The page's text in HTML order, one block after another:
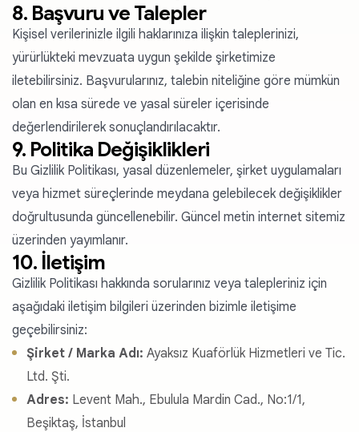
8. Başvuru ve Talepler
Kişisel verilerinizle ilgili haklarınıza ilişkin taleplerinizi,
yürürlükteki mevzuata uygun şekilde şirketimize
iletebilirsiniz. Başvurularınız, talebin niteliğine göre mümkün
olan en kısa sürede ve yasal süreler içerisinde
değerlendirilerek sonuçlandırılacaktır.
9. Politika Değişiklikleri
Bu Gizlilik Politikası, yasal düzenlemeler, şirket uygulamaları
veya hizmet süreçlerinde meydana gelebilecek değişiklikler
doğrultusunda güncellenebilir. Güncel metin internet sitemiz
üzerinden yayımlanır.
10. İletişim
Gizlilik Politikası hakkında sorularınız veya talepleriniz için
aşağıdaki iletişim bilgileri üzerinden bizimle iletişime
geçebilirsiniz:
Şirket / Marka Adı: Ayaksız Kuaförlük Hizmetleri ve Tic.
Ltd. Şti.
Adres: Levent Mah., Ebulula Mardin Cad., No:1/1,
Beşiktaş, İstanbul